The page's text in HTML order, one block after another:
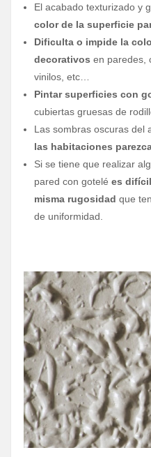
El acabado texturizado y
color de la superficie
Dificulta o impide la
decorativos en paredes,
vinilos, etc…
Pintar superficies con
cubiertas gruesas de
Las sombras oscuras del
las habitaciones
Si se tiene que realizar
pared con gotelé es
misma rugosidad que
de uniformidad.